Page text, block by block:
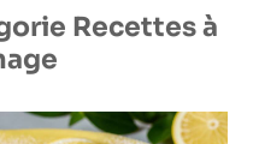
Recettes à